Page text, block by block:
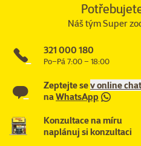
Náš tým Super
321 000 180
Po–Pá 7:00 – 18:00
Zeptejte sev online
naWhatsApp
Konzultace na míru
naplánuj si konzultaci